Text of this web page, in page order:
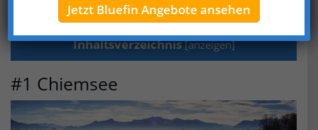
Inhaltsverzeichnis[anzeigen]
#1 Chiemsee
Jetzt Bluefin Angebote ansehen